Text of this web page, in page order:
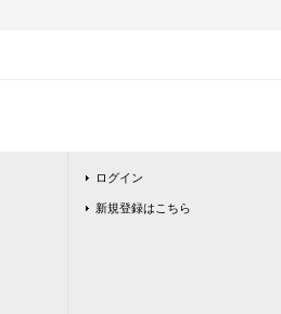
ログイン
新規登録はこちら